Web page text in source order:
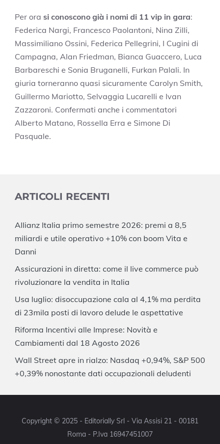
Per ora si conoscono già i nomi di 11 vip in gara:
Federica Nargi, Francesco Paolantoni, Nina Zilli,
Massimiliano Ossini, Federica Pellegrini, I Cugini di
Campagna, Alan Friedman, Bianca Guaccero, Luca
Barbareschi e Sonia Bruganelli, Furkan Palali. In
giuria torneranno quasi sicuramente Carolyn Smith,
Guillermo Mariotto, Selvaggia Lucarelli e Ivan
Zazzaroni. Confermati anche i commentatori
Alberto Matano, Rossella Erra e Simone Di
Pasquale.
ARTICOLI RECENTI
Allianz Italia primo semestre 2026: premi a 8,5
miliardi e utile operativo +10% con boom Vita e
Danni
Assicurazioni in diretta: come il live commerce può
rivoluzionare la vendita in Italia
Usa luglio: disoccupazione cala al 4,1% ma perdita
di 23mila posti di lavoro delude le aspettative
Riforma Incentivi alle Imprese: Novità e
Cambiamenti dal 18 Agosto 2026
Wall Street apre in rialzo: Nasdaq +0,94%, S&P 500
+0,39% nonostante dati occupazionali deludenti
Copyright © 2025 - Editorially Srl - Via Assisi 21 - 00181
Roma - P.Iva 16947451007